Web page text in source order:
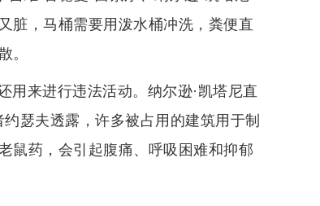
脏，马桶需要用泼水桶冲洗，粪便直
。
用来进行违法活动。纳尔逊·凯塔尼直
瑟夫透露，许多被占用的建筑用于制
鼠药，会引起腹痛、呼吸困难和抑郁